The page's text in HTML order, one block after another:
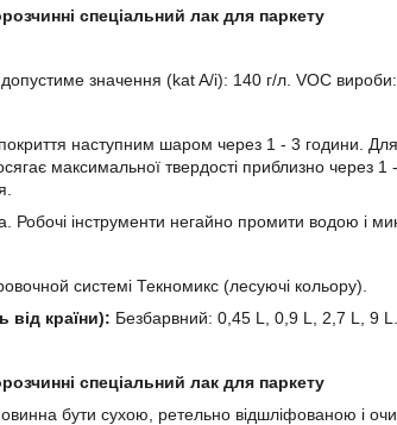
спеціальний лак для паркету
значення (kat A/i): 140 г/л. VOC
наступним шаром через 1 - 3 години. Для
максимальної твердості приблизно через 1
Робочі інструменти негайно промити водою і
системі Текномикс (лесуючі кольору).
від країни): Безбарвний: 0,45 L, 0,9 L, 2,7 L, 9 L.
спеціальний лак для паркету
бути сухою, ретельно відшліфованою і